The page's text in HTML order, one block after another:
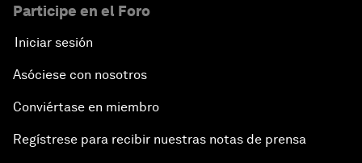
Participe en el Foro
Iniciar sesión
Asóciese con nosotros
Conviértase en miembro
Regístrese para recibir nuestras notas de prensa